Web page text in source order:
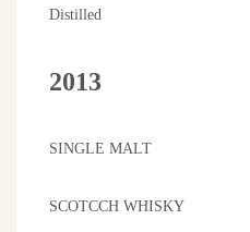
Distilled
2013
SINGLE MALT
SCOTCCH WHISKY